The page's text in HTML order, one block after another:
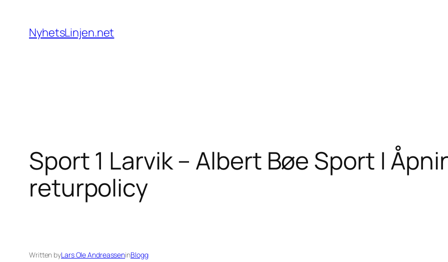
content
NyhetsLinjen.net
Sport 1 Larvik – Albert Bøe Sport |
returpolicy
Written byLars Ole AndreasseninBlogg